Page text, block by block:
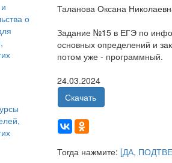
о
Таланова Оксана
Задание №15 в ЕГЭ по
основных определений и
потом уже - программный.
24.03.2024
Скачать
Тогда нажмите: [ДА,